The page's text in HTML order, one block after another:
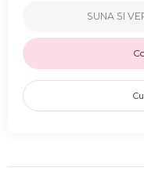
SUNA SI